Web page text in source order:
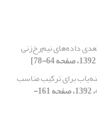
داده‌‌های نیم‌رخ‌‌زنی
برای ترکیب مناسب
[دوره 7، شماره 4، 1392، صفحه 161-